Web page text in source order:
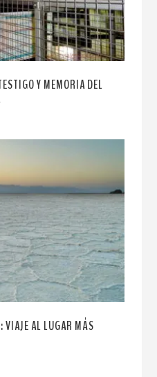
Y MEMORIA DEL
VIAJE AL LUGAR MÁS